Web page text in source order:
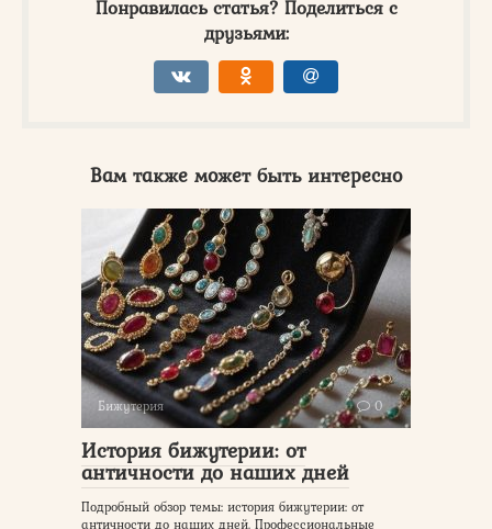
Понравилась статья? Поделиться с
друзьями:
Вам также может быть интересно
Бижутерия 0
История бижутерии: от
античности до наших дней
Подробный обзор темы: история бижутерии: от
античности до наших дней. Профессиональные